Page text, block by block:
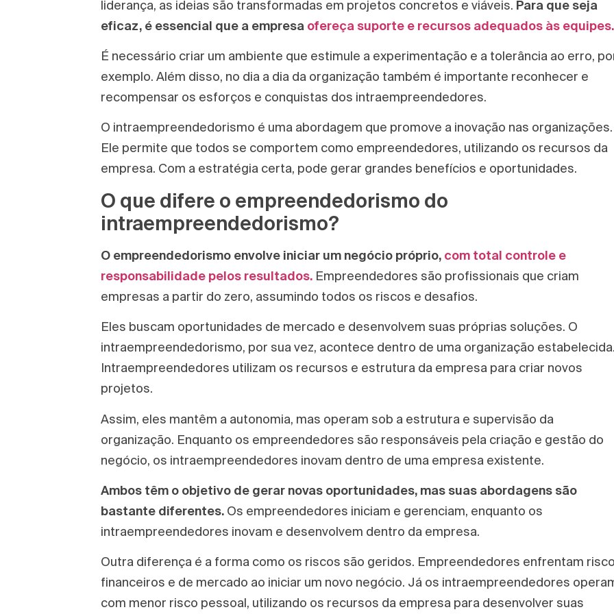
liderança, as ideias são transformadas em projetos concretos e viáveis. Para que seja
eficaz, é essencial que a empresa ofereça suporte e recursos adequados às equipes.
É necessário criar um ambiente que estimule a experimentação e a tolerância ao erro,
exemplo. Além disso, no dia a dia da organização também é importante reconhecer e
recompensar os esforços e conquistas dos intraempreendedores.
O intraempreendedorismo é uma abordagem que promove a inovação nas organizações.
Ele permite que todos se comportem como empreendedores, utilizando os recursos da
empresa. Com a estratégia certa, pode gerar grandes benefícios e oportunidades.
O que difere o empreendedorismo do
intraempreendedorismo?
O empreendedorismo envolve iniciar um negócio próprio, com total controle e
responsabilidade pelos resultados. Empreendedores são profissionais que criam
empresas a partir do zero, assumindo todos os riscos e desafios.
Eles buscam oportunidades de mercado e desenvolvem suas próprias soluções. O
intraempreendedorismo, por sua vez, acontece dentro de uma organização
Intraempreendedores utilizam os recursos e estrutura da empresa para criar novos
projetos.
Assim, eles mantêm a autonomia, mas operam sob a estrutura e supervisão da
organização. Enquanto os empreendedores são responsáveis pela criação e gestão do
negócio, os intraempreendedores inovam dentro de uma empresa existente.
Ambos têm o objetivo de gerar novas oportunidades, mas suas abordagens são
bastante diferentes. Os empreendedores iniciam e gerenciam, enquanto os
intraempreendedores inovam e desenvolvem dentro da empresa.
Outra diferença é a forma como os riscos são geridos. Empreendedores enfrentam
financeiros e de mercado ao iniciar um novo negócio. Já os intraempreendedores
com menor risco pessoal, utilizando os recursos da empresa para desenvolver suas